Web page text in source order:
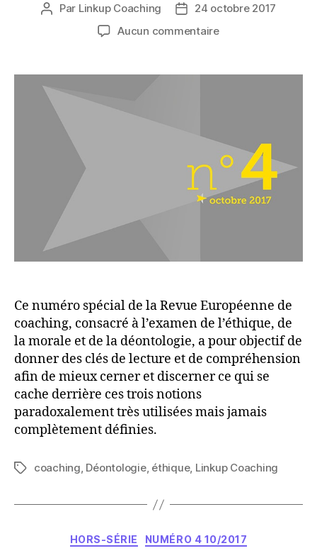
Auteur
Par Linkup Coaching
Date24 octobre 2017
Aucun commentairesur
Ce numéro spécial de la Revue Européenne de
coaching, consacré à l’examen de l’éthique, de
la morale et de la déontologie, a pour objectif de
donner des clés de lecture et de compréhension
afin de mieux cerner et discerner ce qui se
cache derrière ces trois notions
paradoxalement très utilisées mais jamais
complètement définies.
Étiquettes
coaching, Déontologie, éthique, Linkup Coaching
Catégories
HORS-SÉRIE NUMÉRO 4 10/2017